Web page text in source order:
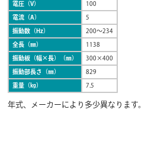
電圧（V） 100
電流（A） 5
振動数（Hz） 200〜234
全長（㎜） 1138
振動板（幅×長）（㎜） 300×400
振動部長さ（㎜） 829
重量（㎏） 7.5
年式、メーカーにより多少異なります。